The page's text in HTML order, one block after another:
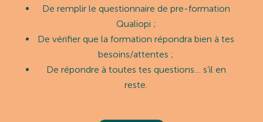
De remplir le questionnaire de pre-formation
Qualiopi ;
De vérifier que la formation répondra bien à tes
besoins/attentes ;
De répondre à toutes tes questions… s’il en
reste.